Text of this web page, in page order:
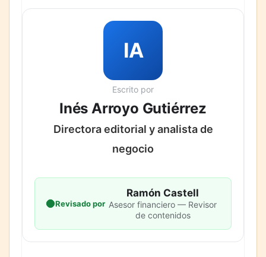
IA
Escrito por
Inés Arroyo Gutiérrez
Directora editorial y analista de
negocio
Revisado por
Ramón Castell
Asesor financiero — Revisor
de contenidos